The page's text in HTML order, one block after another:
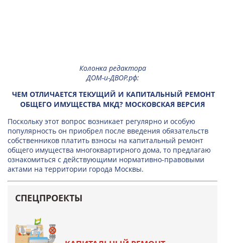
Колонка редактора
ДОМ-и-ДВОР.рф:
ЧЕМ ОТЛИЧАЕТСЯ ТЕКУЩИЙ И КАПИТАЛЬНЫЙ РЕМОНТ
ОБЩЕГО ИМУЩЕСТВА МКД? МОСКОВСКАЯ ВЕРСИЯ
Поскольку этот вопрос возникает регулярно и особую
популярность он приобрел после введения обязательств
собственников платить взносы на капитальный ремонт
общего имущества многоквартирного дома, то предлагаю
ознакомиться с действующими нормативно-правовыми
актами на территории города Москвы.
СПЕЦПРОЕКТЫ